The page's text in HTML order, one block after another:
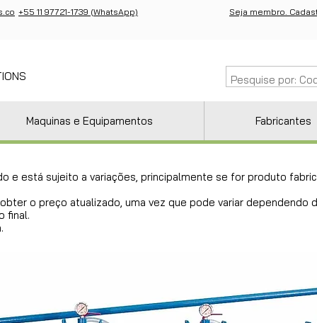
+55 11 97721-1739 (WhatsApp) Seja membro.
Maquinas e Equipamentos Fabricantes
e está sujeito a variações, principalmente se for produto
o preço atualizado, uma vez que pode variar dependendo
final.